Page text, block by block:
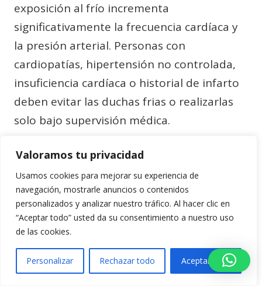
Valoramos tu privacidad
Usamos cookies para mejorar su experiencia de
navegación, mostrarle anuncios o contenidos
personalizados y analizar nuestro tráfico. Al hacer clic en
“Aceptar todo” usted da su consentimiento a nuestro uso
de las cookies.
Personalizar Rechazar todo Aceptar todo
exposición al frío incrementa
significativamente la frecuencia cardíaca y
la presión arterial. Personas con
cardiopatías, hipertensión no controlada,
insuficiencia cardíaca o historial de infarto
deben evitar las duchas frias o realizarlas
solo bajo supervisión médica.
Fenómeno de Raynaud: Condición vascular
que causa espasmos arteriales en
extremidades ante exposición al frío,
generando dolor, entumecimiento y
cambios de coloración. Las duchas frias
pueden agravar significativamente esta
condición.